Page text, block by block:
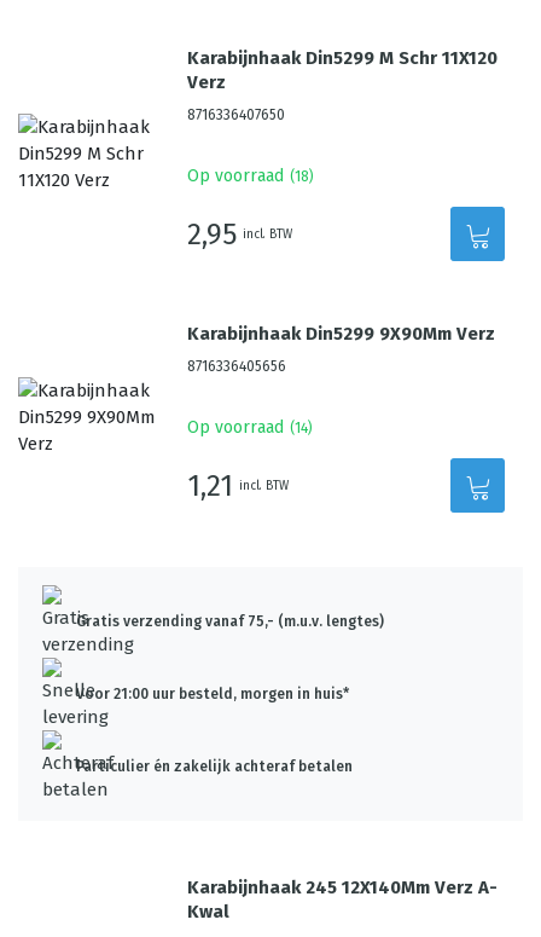
Karabijnhaak Din5299 M Schr 11X120
Verz
8716336407650
Op voorraad (18)
2,95 incl. BTW
Karabijnhaak Din5299 9X90Mm Verz
8716336405656
Op voorraad (14)
1,21 incl. BTW
Gratis verzending vanaf 75,- (m.u.v. lengtes)
Voor 21:00 uur besteld, morgen in huis*
Particulier én zakelijk achteraf betalen
Karabijnhaak 245 12X140Mm Verz A-
Kwal